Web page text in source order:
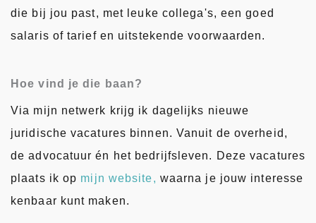
die bij jou past, met leuke collega's, een goed
salaris of tarief en uitstekende voorwaarden.
Hoe vind je die baan?
Via mijn netwerk krijg ik dagelijks nieuwe
juridische vacatures binnen. Vanuit de overheid,
de advocatuur én het bedrijfsleven. Deze vacatures
plaats ik op mijn website, waarna je jouw interesse
kenbaar kunt maken.